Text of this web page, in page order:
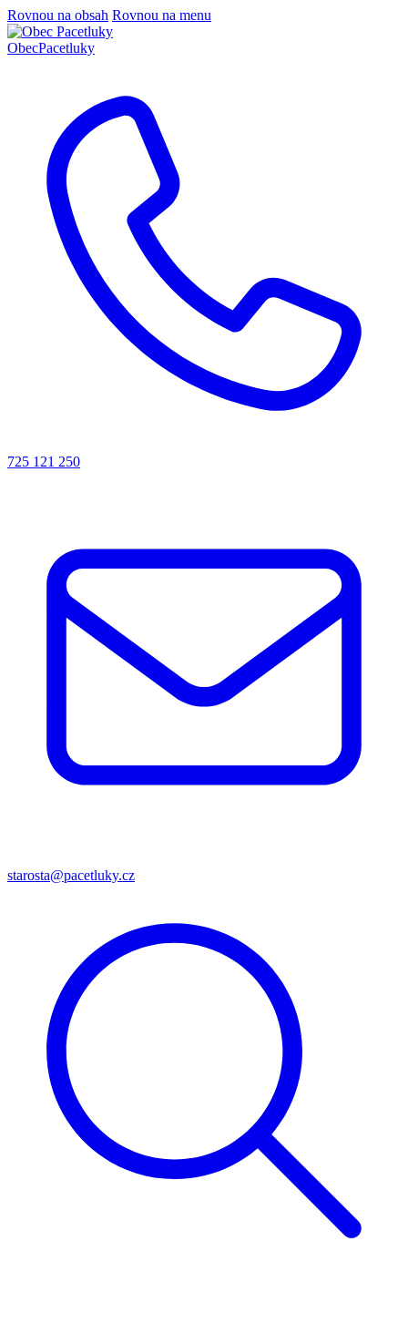
Rovnou na obsah Rovnou na menu
ObecPacetluky
725 121 250
starosta@pacetluky.cz